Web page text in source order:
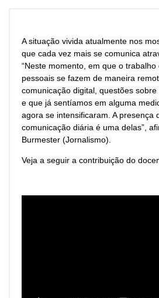
A situação vivida atualmente nos
que cada vez mais se comunica
“Neste momento, em que o trabalho
pessoais se fazem de maneira
comunicação digital, questões
e que já sentíamos em alguma
agora se intensificaram. A presença
comunicação diária é uma delas”,
Burmester (Jornalismo).
Veja a seguir a contribuição do